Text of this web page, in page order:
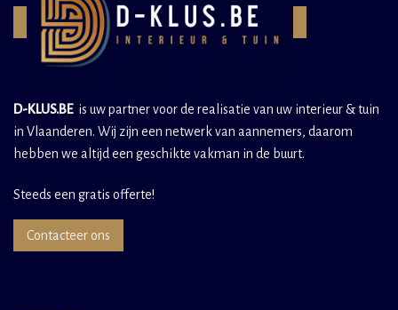
D-KLUS.BEis uw partner voor de realisatie van uw interieur & tuin
in Vlaanderen. Wij zijn een netwerk van aannemers, daarom
hebben we altijd een geschikte vakman in de buurt.
Steeds een gratis offerte!
Contacteer ons